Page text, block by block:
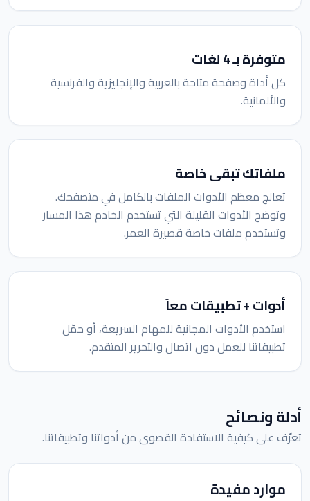
متوفرة بـ 4 لغات
كل أداة وصفحة متاحة بالعربية والإنجليزية والفرنسية
والألمانية.
ملفاتك تبقى خاصة
تعالج معظم الأدوات الملفات بالكامل في متصفحك.
وتوضح الأدوات القليلة التي تستخدم الخادم هذا المسار
وتستخدم ملفات خاصة قصيرة العمر.
أدوات + تطبيقات معاً
استخدم الأدوات المجانية للمهام السريعة، أو حمّل
تطبيقاتنا للعمل دون اتصال والتحرير المتقدم.
أدلة ونصائح
تعرّف على كيفية الاستفادة القصوى من أدواتنا وتطبيقاتنا.
موارد مفيدة